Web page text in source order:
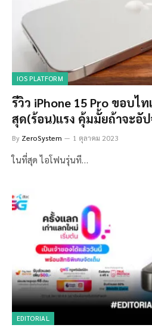
IOS PLATFORM
รีวิว iPhone 15 Pro ขอบไท
สุด(ร้อน)แรง คุ้มมั้ยถ้าจะอัป
By ZeroSystem 1 ตุลาคม 2023
ในที่สุด ไอโฟนรุ่นที…
EDITORIAL